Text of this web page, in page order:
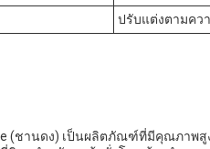
ปรับแต่งตามคว
(ชานดง) เป็นผลิตภัณฑ์ที่มีคุณภา